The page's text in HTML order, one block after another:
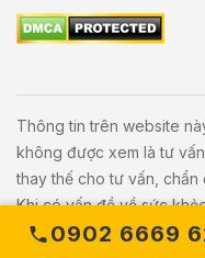
Thông tin trên website
không được xem là tư
thay thế cho tư vấn, chẩn
Khi có vấn đề về sức
cần liên hệ bác sĩ và cơ
0902 6669